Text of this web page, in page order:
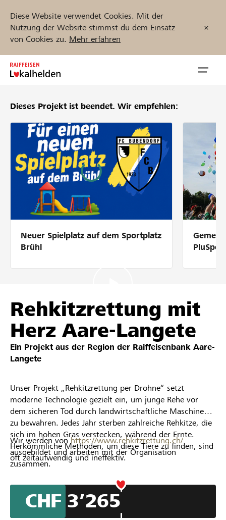
Diese Website verwendet Cookies. Mit der
Nutzung der Website stimmst du dem Einsatz
von Cookies zu. Mehr erfahren
Zum
Inhalt
Unterstützen
Hilfe & Support
Partner / Raiffeisenbank
Anmelden
Registrieren
Projekte und Organisationen finden
Dieses Projekt ist beendet. Wir empfehlen:
Neuer Spielplatz auf dem Sportplatz
Brühl
Rehkitzrettung mit
Herz Aare-Langete
Ein Projekt aus der Region der Raiffeisenbank Aare-
Langete
Unser Projekt „Rehkitzrettung per Drohne“ setzt
moderne Technologie gezielt ein, um junge Rehe vor
dem sicheren Tod durch landwirtschaftliche Maschinen
zu bewahren. Jedes Jahr sterben zahlreiche Rehkitze, die
sich im hohen Gras verstecken, während der Ernte.
Herkömmliche Methoden, um diese Tiere zu finden, sind
oft zeitaufwendig und ineffektiv.
Wir werden von https://www.rehkitzrettung.ch/
ausgebildet und arbeiten mit der Organisation
zusammen.
CHF 3’265